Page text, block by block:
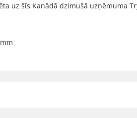
uz šīs Kanādā dzimušā uzņēmuma